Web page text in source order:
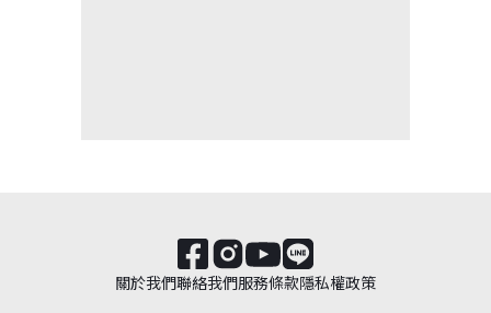
關於我們聯絡我們服務條款隱私權政策